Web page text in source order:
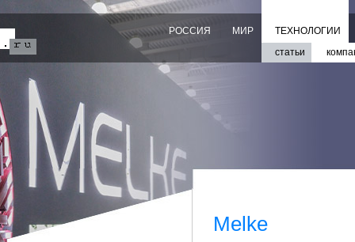
РОССИЯ МИР
ТЕХНОЛОГИИ
статьи
Melke